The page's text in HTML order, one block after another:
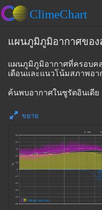
แผนภูมิภูมิอากาศของ
แผนภูมิภูมิอากาศที่ครอบค
เดือนและแนวโน้มสภาพอา
ค้นพบอากาศในซูรัตอินเดีย
ขยาย